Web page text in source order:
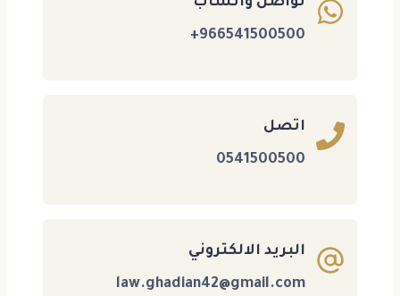
966541500500+
اتصل
0541500500
البريد الالكتروني
law.ghadian42@gmail.com